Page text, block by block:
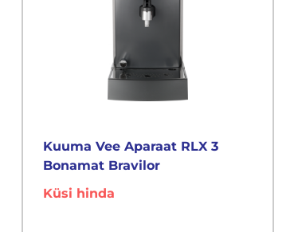
Kuuma Vee Aparaat RLX 3
Bonamat Bravilor
Küsi hinda